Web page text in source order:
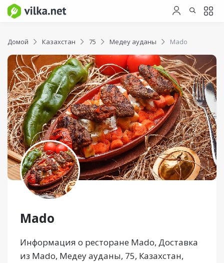
Домой Казахстан 75 Медеу ауданы Mado
Mado
Информация о ресторане Mado, Доставка
из Mado, Медеу ауданы, 75, Казахстан,